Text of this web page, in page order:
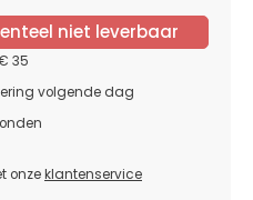
niet leverbaar
35
volgende dag
onzeklantenservice